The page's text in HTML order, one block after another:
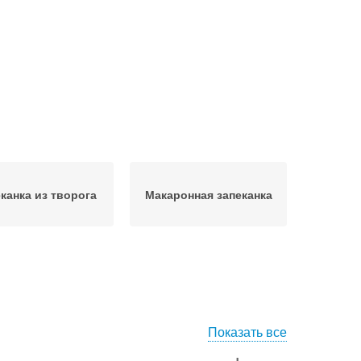
из творога Макаронная запеканка
Показать все